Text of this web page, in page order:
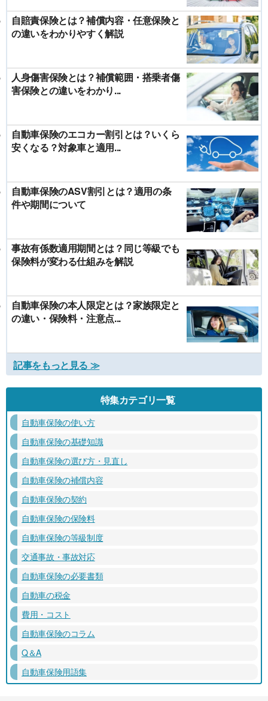
自賠責保険とは？補償内容・任意保険と
の違いをわかりやすく解説
人身傷害保険とは？補償範囲・搭乗者傷
害保険との違いをわかり...
自動車保険のエコカー割引とは？いくら
安くなる？対象車と適用...
自動車保険のASV割引とは？適用の条
件や期間について
事故有係数適用期間とは？同じ等級でも
保険料が変わる仕組みを解説
自動車保険の本人限定とは？家族限定と
の違い・保険料・注意点...
記事をもっと見る ≫
特集カテゴリ一覧
自動車保険の使い方
自動車保険の基礎知識
自動車保険の選び方・見直し
自動車保険の補償内容
自動車保険の契約
自動車保険の保険料
自動車保険の等級制度
交通事故・事故対応
自動車保険の必要書類
自動車の税金
費用・コスト
自動車保険のコラム
Q＆A
自動車保険用語集